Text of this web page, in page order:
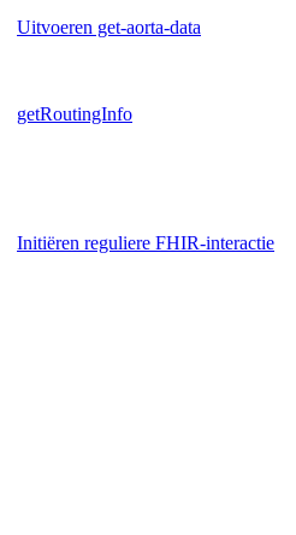
Uitvoeren get-aorta-data
getRoutingInfo
Initiëren reguliere FHIR-interactie